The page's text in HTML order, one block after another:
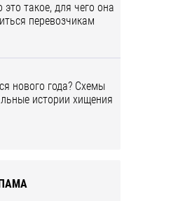
это такое, для чего она
перевозчикам
нового года? Схемы
истории хищения